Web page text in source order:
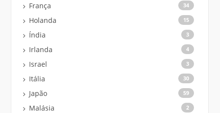
França 34
Holanda 15
Índia 3
Irlanda 4
Israel 3
Itália 30
Japão 59
Malásia 2